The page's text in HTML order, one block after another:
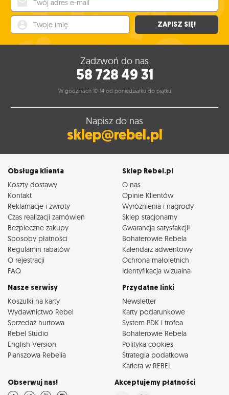
ZAPISZ SIĘ!
Zadzwoń do nas
58 728 49 31
W godzinach 10-14 od poniedziałku do piątku
Napisz do nas
sklep@rebel.pl
Obsługa klienta
Koszty dostawy
Kontakt
Reklamacje i zwroty
Czas realizacji zamówień
Bezpieczne zakupy
Sposoby płatności
Regulamin rabatów
O rejestracji
FAQ
Sklep Rebel.pl
O nas
Opinie Klientów
Wyróżnienia i nagrody
Sklep stacjonarny
Gwarancja satysfakcji!
Bohaterowie Rebela
Kalendarz adwentowy
Ochrona małoletnich
Identyfikacja wizualna
Nasze serwisy
Koszulki na karty
Wydawnictwo Rebel
Sprzedaż hurtowa
Rebel Studio
English Version
Planszowa Rebelia
Przydatne linki
Newsletter
Karty podarunkowe
System PDK i trofea
Bohaterowie Rebela
Polityka cookies
Strategia podatkowa
Kariera w REBEL
Obserwuj nas! Akceptujemy płatności